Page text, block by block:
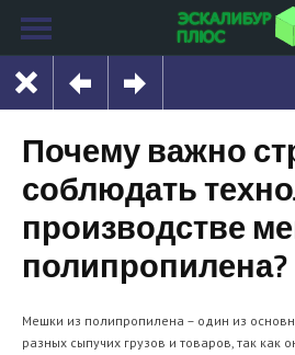
Почему важно
соблюдать
производстве
полипропилена?
Мешки из полипропилена – один из
разных сыпучих грузов и товаров, так как